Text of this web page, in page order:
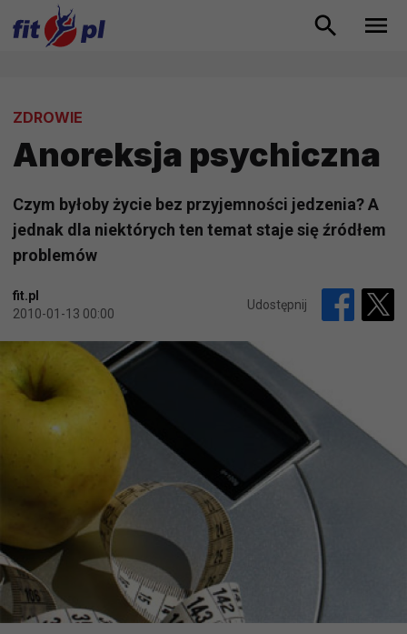
ZDROWIE
Anoreksja psychiczna
Czym byłoby życie bez przyjemności jedzenia? A
jednak dla niektórych ten temat staje się źródłem
problemów
fit.pl
2010-01-13 00:00
Udostępnij